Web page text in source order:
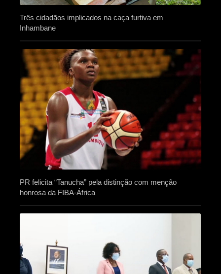
Três cidadãos implicados na caça furtiva em
Inhambane
PR felicita “Tanucha” pela distinção com menção
honrosa da FIBA-África